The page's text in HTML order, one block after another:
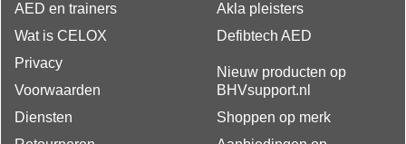
AED en trainers
Wat is CELOX
Privacy
Voorwaarden
Diensten
Akla pleisters
Defibtech AED
Nieuw producten op
BHVsupport.nl
Shoppen op merk